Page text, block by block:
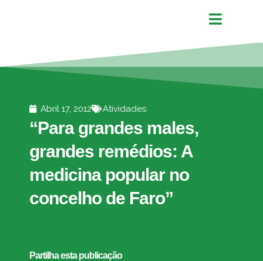
Abril 17, 2012 Atividades
“Para grandes males,
grandes remédios: A
medicina popular no
concelho de Faro”
Partilha esta publicação